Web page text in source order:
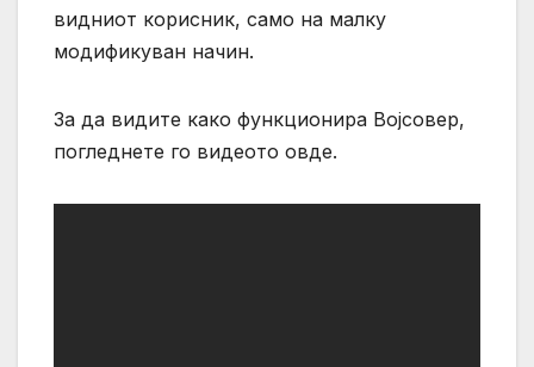
видниот корисник, само на малку
модификуван начин.
За да видите како функционира Војсовер,
погледнете го видеото овде.